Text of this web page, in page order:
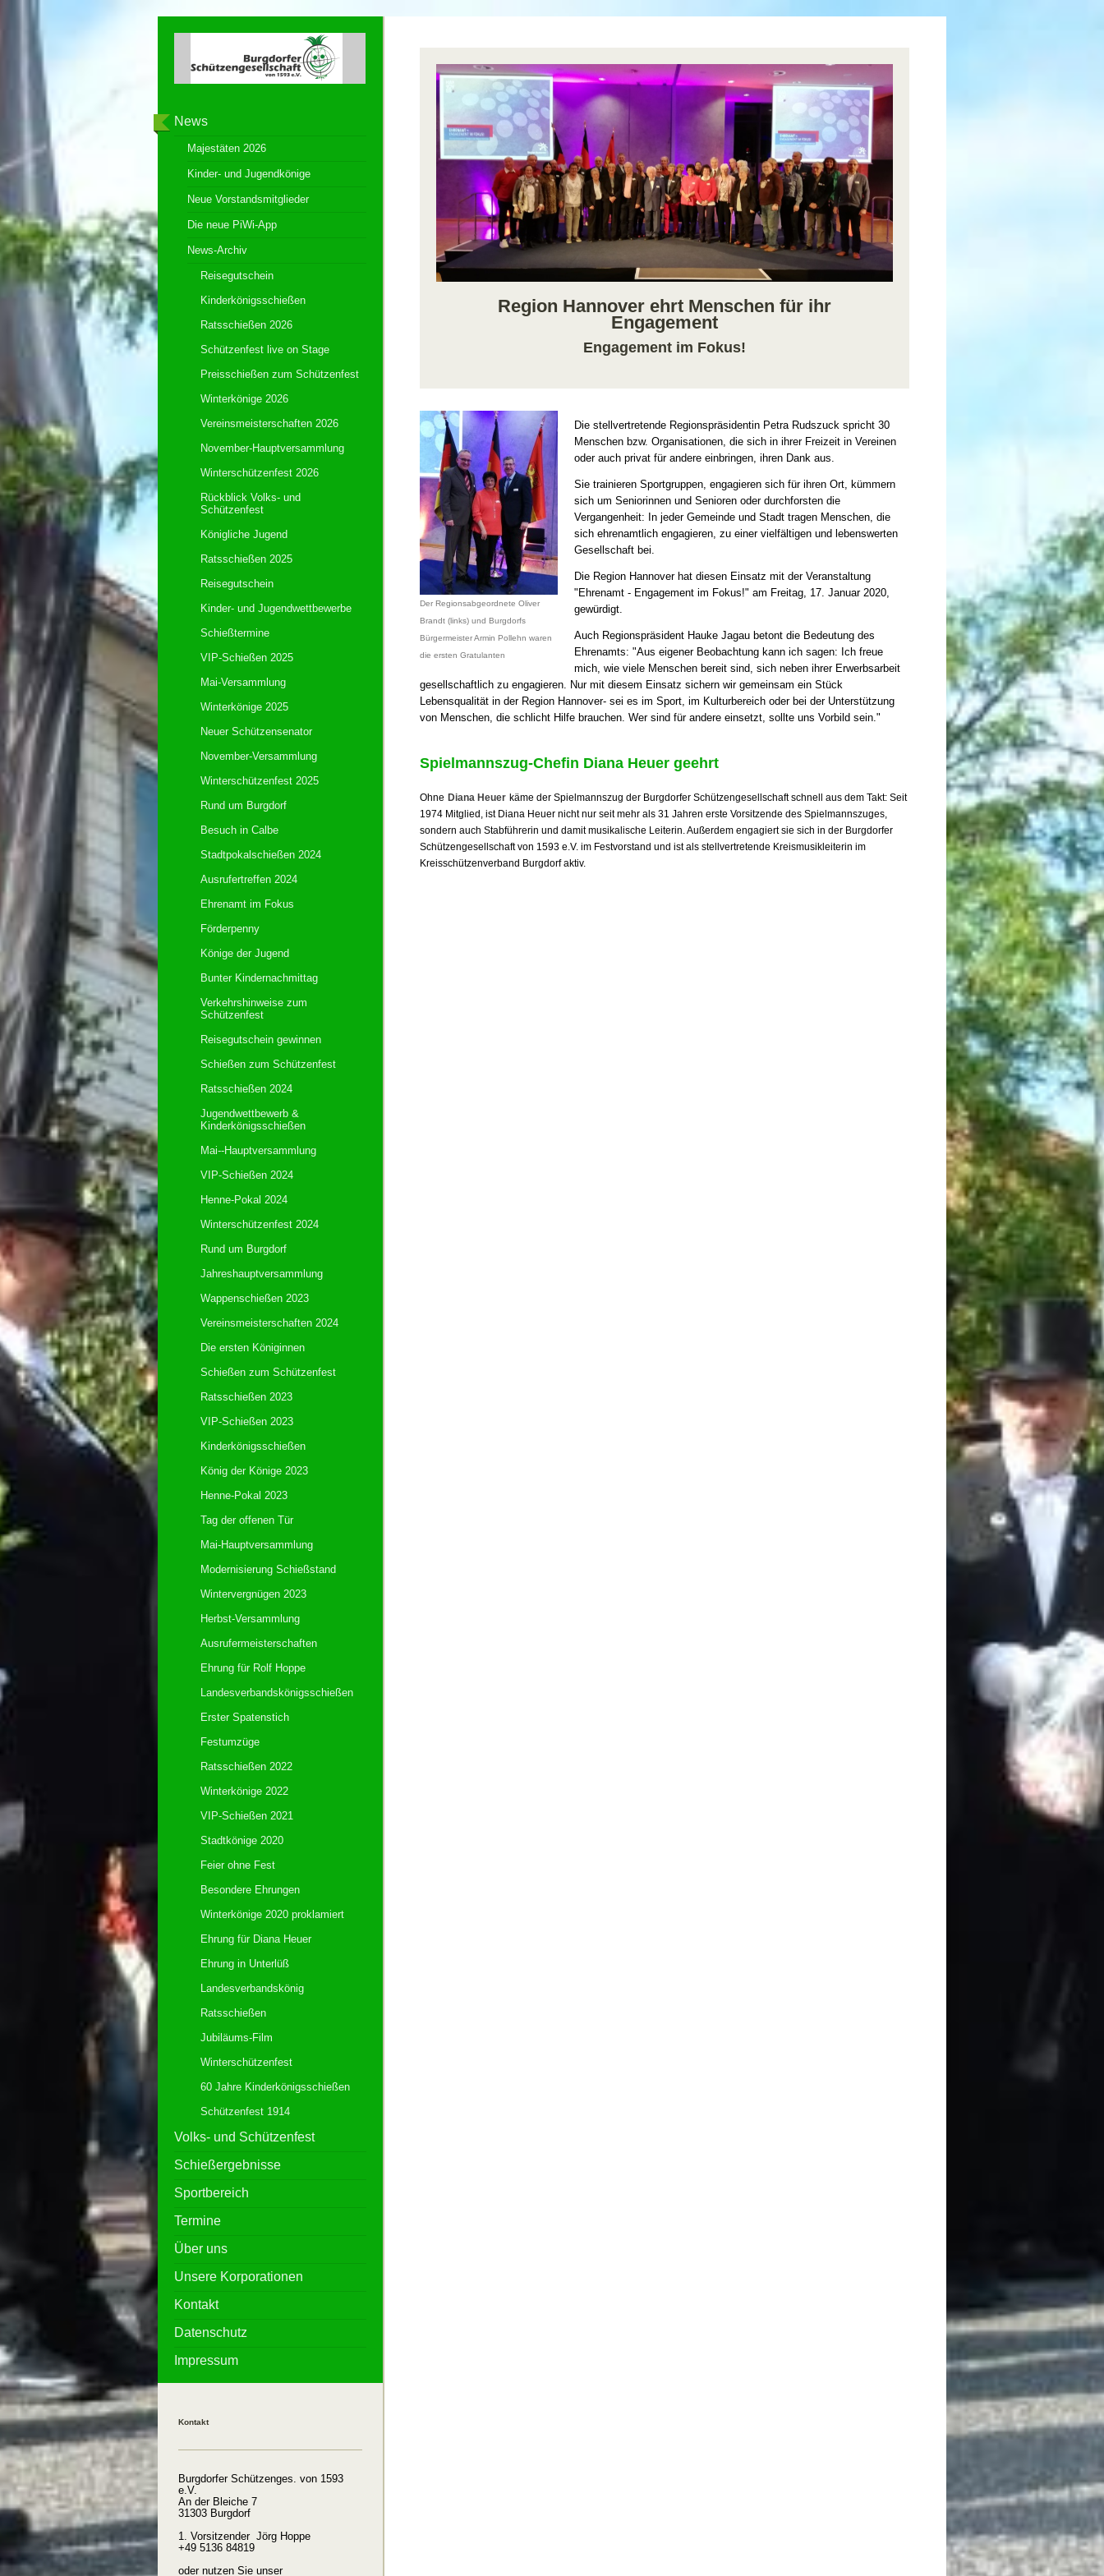
News
Majestäten 2026
Kinder- und Jugendkönige
Neue Vorstandsmitglieder
Die neue PiWi-App
News-Archiv
Reisegutschein
Kinderkönigsschießen
Ratsschießen 2026
Schützenfest live on Stage
Preisschießen zum Schützenfest
Winterkönige 2026
Vereinsmeisterschaften 2026
November-Hauptversammlung
Winterschützenfest 2026
Rückblick Volks- und
Schützenfest
Königliche Jugend
Ratsschießen 2025
Reisegutschein
Kinder- und Jugendwettbewerbe
Schießtermine
VIP-Schießen 2025
Mai-Versammlung
Winterkönige 2025
Neuer Schützensenator
November-Versammlung
Winterschützenfest 2025
Rund um Burgdorf
Besuch in Calbe
Stadtpokalschießen 2024
Ausrufertreffen 2024
Ehrenamt im Fokus
Förderpenny
Könige der Jugend
Bunter Kindernachmittag
Verkehrshinweise zum
Schützenfest
Reisegutschein gewinnen
Schießen zum Schützenfest
Ratsschießen 2024
Jugendwettbewerb &
Kinderkönigsschießen
Mai--Hauptversammlung
VIP-Schießen 2024
Henne-Pokal 2024
Winterschützenfest 2024
Rund um Burgdorf
Jahreshauptversammlung
Wappenschießen 2023
Vereinsmeisterschaften 2024
Die ersten Königinnen
Schießen zum Schützenfest
Ratsschießen 2023
VIP-Schießen 2023
Kinderkönigsschießen
König der Könige 2023
Henne-Pokal 2023
Tag der offenen Tür
Mai-Hauptversammlung
Modernisierung Schießstand
Wintervergnügen 2023
Herbst-Versammlung
Ausrufermeisterschaften
Ehrung für Rolf Hoppe
Landesverbandskönigsschießen
Erster Spatenstich
Festumzüge
Ratsschießen 2022
Winterkönige 2022
VIP-Schießen 2021
Stadtkönige 2020
Feier ohne Fest
Besondere Ehrungen
Winterkönige 2020 proklamiert
Ehrung für Diana Heuer
Ehrung in Unterlüß
Landesverbandskönig
Ratsschießen
Jubiläums-Film
Winterschützenfest
60 Jahre Kinderkönigsschießen
Schützenfest 1914
Volks- und Schützenfest
Schießergebnisse
Sportbereich
Termine
Über uns
Unsere Korporationen
Kontakt
Datenschutz
Impressum
Kontakt
Burgdorfer Schützenges. von 1593
e.V.
An der Bleiche 7
31303 Burgdorf
1. Vorsitzender Jörg Hoppe
+49 5136 84819
oder nutzen Sie unser
Region Hannover ehrt Menschen für ihr
Engagement
Engagement im Fokus!
Der Regionsabgeordnete Oliver
Brandt (links) und Burgdorfs
Bürgermeister Armin Pollehn waren
die ersten Gratulanten
Die stellvertretende Regionspräsidentin Petra Rudszuck spricht 30
Menschen bzw. Organisationen, die sich in ihrer Freizeit in Vereinen
oder auch privat für andere einbringen, ihren Dank aus.
Sie trainieren Sportgruppen, engagieren sich für ihren Ort, kümmern
sich um Seniorinnen und Senioren oder durchforsten die
Vergangenheit: In jeder Gemeinde und Stadt tragen Menschen, die
sich ehrenamtlich engagieren, zu einer vielfältigen und lebenswerten
Gesellschaft bei.
Die Region Hannover hat diesen Einsatz mit der Veranstaltung
"Ehrenamt - Engagement im Fokus!" am Freitag, 17. Januar 2020,
gewürdigt.
Auch Regionspräsident Hauke Jagau betont die Bedeutung des
Ehrenamts: "Aus eigener Beobachtung kann ich sagen: Ich freue
mich, wie viele Menschen bereit sind, sich neben ihrer Erwerbsarbeit
gesellschaftlich zu engagieren. Nur mit diesem Einsatz sichern wir gemeinsam ein Stück
Lebensqualität in der Region Hannover- sei es im Sport, im Kulturbereich oder bei der Unterstützung
von Menschen, die schlicht Hilfe brauchen. Wer sind für andere einsetzt, sollte uns Vorbild sein."
Spielmannszug-Chefin Diana Heuer geehrt
Ohne Diana Heuer käme der Spielmannszug der Burgdorfer Schützengesellschaft schnell aus dem Takt: Seit
1974 Mitglied, ist Diana Heuer nicht nur seit mehr als 31 Jahren erste Vorsitzende des Spielmannszuges,
sondern auch Stabführerin und damit musikalische Leiterin. Außerdem engagiert sie sich in der Burgdorfer
Schützengesellschaft von 1593 e.V. im Festvorstand und ist als stellvertretende Kreismusikleiterin im
Kreisschützenverband Burgdorf aktiv.